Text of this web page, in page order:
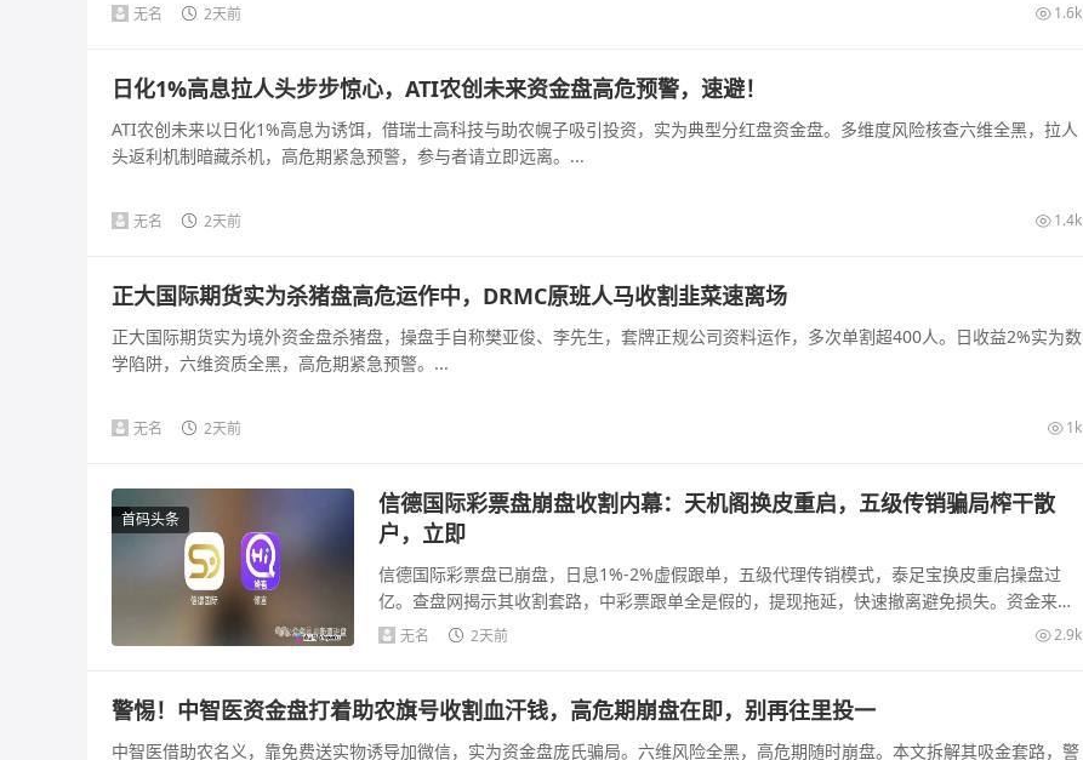
无名 2天前 1.6k
日化1%高息拉人头步步惊心，ATI农创未来资金盘高危预警，速避！
ATI农创未来以日化1%高息为诱饵，借瑞士高科技与助农幌子吸引投资，实为典型分红盘资金盘。多维度风险核查六维全黑，拉人
头返利机制暗藏杀机，高危期紧急预警，参与者请立即远离。...
无名 2天前 1.4k
正大国际期货实为杀猪盘高危运作中，DRMC原班人马收割韭菜速离场
正大国际期货实为境外资金盘杀猪盘，操盘手自称樊亚俊、李先生，套牌正规公司资料运作，多次单割超400人。日收益2%实为数
学陷阱，六维资质全黑，高危期紧急预警。...
无名 2天前 1k
首码头条
信德国际彩票盘崩盘收割内幕：天机阁换皮重启，五级传销骗局榨干散
户，立即
信德国际彩票盘已崩盘，日息1%-2%虚假跟单，五级代理传销模式，泰足宝换皮重启操盘过
亿。查盘网揭示其收割套路，中彩票跟单全是假的，提现拖延，快速撤离避免损失。资金来源
可疑，法律风险...
无名 2天前 2.9k
警惕！中智医资金盘打着助农旗号收割血汗钱，高危期崩盘在即，别再往里投一
中智医借助农名义，靠免费送实物诱导加微信，实为资金盘庞氏骗局。六维风险全黑，高危期随时崩盘。本文拆解其吸金套路，警